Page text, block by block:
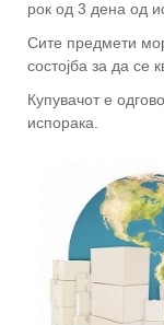
рок од 3 дена од
Сите предмети
состојба за да се
Купувачот е
испорака.